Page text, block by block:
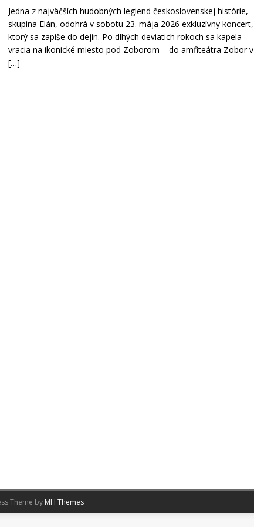
Jedna z najväčších hudobných legiend československej histórie,
skupina Elán, odohrá v sobotu 23. mája 2026 exkluzívny koncert,
ktorý sa zapíše do dejín. Po dlhých deviatich rokoch sa kapela
vracia na ikonické miesto pod Zoborom – do amfiteátra Zobor v
[…]
Theme by MH Themes